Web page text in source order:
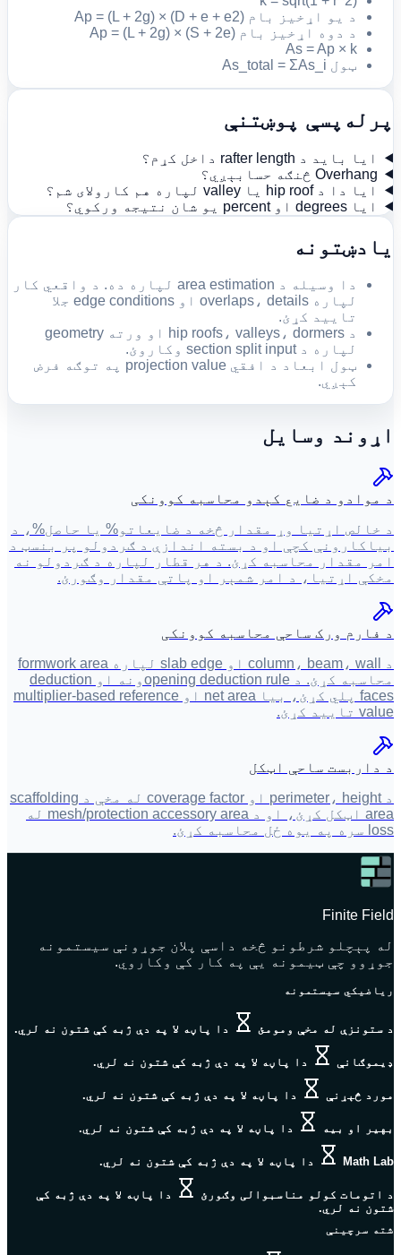
د یو اړخیز بام Ap = (L + 2g) × (D + e + e2)
د دوه اړخیز بام Ap = (L + 2g) × (S + 2e)
As = Ap × k
ټول As_total = ΣAs_i
پرله‌پسې پوښتنې
ایا باید د rafter length داخل کړم؟
Overhang څنګه حسابېږي؟
ایا دا د hip roof یا valley لپاره هم کارولای شم؟
ایا degrees او percent یو شان نتیجه ورکوي؟
یادښتونه
دا وسیله د area estimation لپاره ده. د واقعي کار
لپاره overlaps، details او edge conditions جلا
تایید کړئ.
د hip roofs، valleys، dormers او ورته geometry
لپاره د section split input وکاروئ.
ټول ابعاد د افقي projection value په توګه فرض
کېږي.
اړوند وسایل
د موادو د ضایع کېدو محاسبه کوونکی
د خالص اړتیا وړ مقدار څخه د ضایعاتو% یا حاصل%، د
بیاکارونې کچې او د بسته اندازې د ګردولو پر بنسټ د
امر مقدار محاسبه کړئ. د هر قطار لپاره د ګردولو نه
مخکې اړتیا، د امر شمېر او پاتې مقدار وګورئ.
د فارم ورک ساحې محاسبه کوونکی
د column، beam، wall او slab edge لپاره formwork area
محاسبه کړئ. د opening deduction ruleونه او deduction
faces پلي کړئ، بیا net area او multiplier-based reference
value تایید کړئ.
د داربست ساحې اټکل
د perimeter، height او coverage factor له مخې د scaffolding
area اټکل کړئ، او د mesh/protection accessory area له
loss سره په یوه ځل محاسبه کړئ.
Finite Field
له پېچلو شرطونو څخه داسې پلان جوړونې سیستمونه
جوړوو چې ټیمونه یې په کار کې وکاروي.
ریاضيکي سیستمونه
د ستونزې له مخې ومومئ دا پاڼه لا په دې ژبه کې شتون نه لري.
ډیموګانې دا پاڼه لا په دې ژبه کې شتون نه لري.
مورد څېړنې دا پاڼه لا په دې ژبه کې شتون نه لري.
بهیر او بیه دا پاڼه لا په دې ژبه کې شتون نه لري.
Math Lab دا پاڼه لا په دې ژبه کې شتون نه لري.
د اتومات کولو مناسبوالی وګورئ
دا پاڼه لا په دې ژبه کې
شتون نه لري.
شته سرچینې